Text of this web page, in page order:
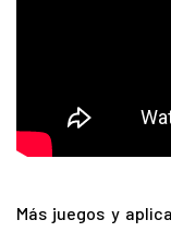
Más juegos y